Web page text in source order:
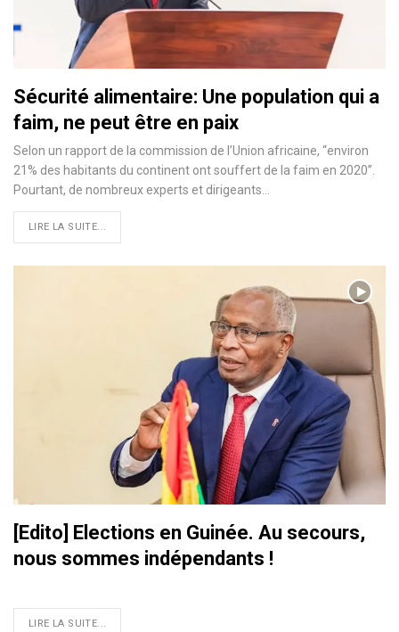
Sécurité alimentaire: Une population qui a
faim, ne peut être en paix
Selon un rapport de la commission de l’Union africaine, “environ
21% des habitants du continent ont souffert de la faim en 2020”.
Pourtant, de nombreux experts et dirigeants…
LIRE LA SUITE...
[Edito] Elections en Guinée. Au secours,
nous sommes indépendants !
LIRE LA SUITE...